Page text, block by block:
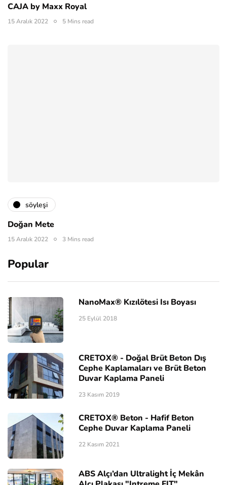
CAJA by Maxx Royal
15 Aralık 2022 5 Mins read
söyleşi
Doğan Mete
15 Aralık 2022 3 Mins read
Popular
NanoMax® Kızılötesi Isı Boyası
25 Eylül 2018
CRETOX® - Doğal Brüt Beton Dış
Cephe Kaplamaları ve Brüt Beton
Duvar Kaplama Paneli
23 Kasım 2019
CRETOX® Beton - Hafif Beton
Cephe Duvar Kaplama Paneli
22 Kasım 2021
ABS Alçı’dan Ultralight İç Mekân